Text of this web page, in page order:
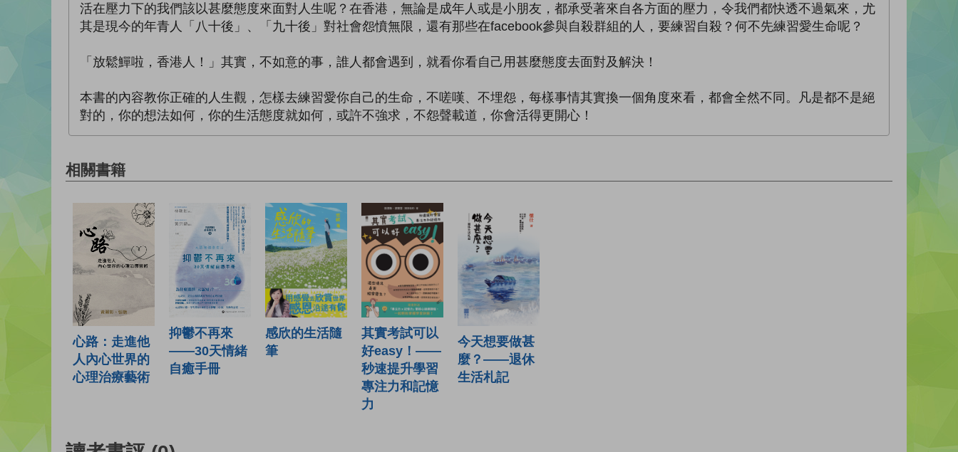
活在壓力下的我們該以甚麼態度來面對人生呢？在香港，無論是成年人或是小朋友，都承受著來自各方面的壓力，令我們都快透不過氣來，尤
其是現今的年青人「八十後」、「九十後」對社會怨憤無限，還有那些在facebook參與自殺群組的人，要練習自殺？何不先練習愛生命呢？
「放鬆鱓啦，香港人！」其實，不如意的事，誰人都會遇到，就看你看自己用甚麼態度去面對及解決！
本書的內容教你正確的人生觀，怎樣去練習愛你自己的生命，不嗟嘆、不埋怨，每樣事情其實換一個角度來看，都會全然不同。凡是都不是絕
對的，你的想法如何，你的生活態度就如何，或許不強求，不怨聲載道，你會活得更開心！
相關書籍
心路：走進他
人內心世界的
心理治療藝術
抑鬱不再來
——30天情緒
自癒手冊
感欣的生活隨
筆
其實考試可以
好easy！——
秒速提升學習
專注力和記憶
力
今天想要做甚
麼？——退休
生活札記